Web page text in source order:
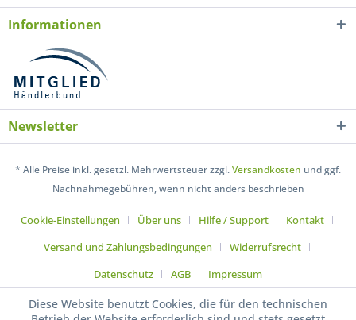
Informationen
Newsletter
* Alle Preise inkl. gesetzl. Mehrwertsteuer zzgl.Versandkosten und ggf.
Nachnahmegebühren, wenn nicht anders beschrieben
Cookie-Einstellungen Über uns Hilfe / Support
Kontakt
Versand und Zahlungsbedingungen
Widerrufsrecht
Datenschutz
AGB Impressum
Diese Website benutzt Cookies, die für den technischen